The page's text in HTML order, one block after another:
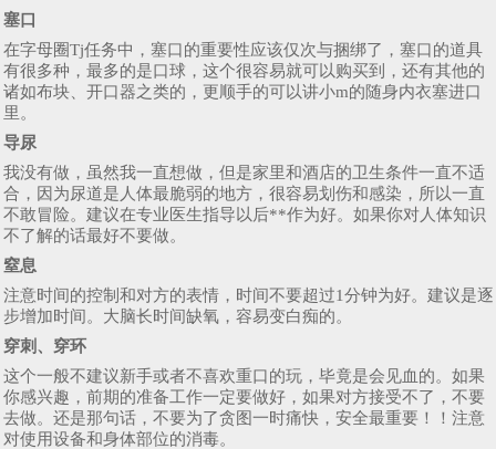
塞口
在字母圈Tj任务中，塞口的重要性应该仅次与捆绑了，塞口的道具
有很多种，最多的是口球，这个很容易就可以购买到，还有其他的
诸如布块、开口器之类的，更顺手的可以讲小m的随身内衣塞进口
里。
导尿
我没有做，虽然我一直想做，但是家里和酒店的卫生条件一直不适
合，因为尿道是人体最脆弱的地方，很容易划伤和感染，所以一直
不敢冒险。建议在专业医生指导以后**作为好。如果你对人体知识
不了解的话最好不要做。
窒息
注意时间的控制和对方的表情，时间不要超过1分钟为好。建议是逐
步增加时间。大脑长时间缺氧，容易变白痴的。
穿刺、穿环
这个一般不建议新手或者不喜欢重口的玩，毕竟是会见血的。如果
你感兴趣，前期的准备工作一定要做好，如果对方接受不了，不要
去做。还是那句话，不要为了贪图一时痛快，安全最重要！！注意
对使用设备和身体部位的消毒。